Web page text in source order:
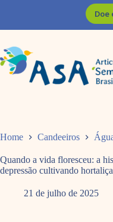
Doe
Home Candeeiros
Quando a vida floresceu: a
depressão cultivando
21 de julho de 2025